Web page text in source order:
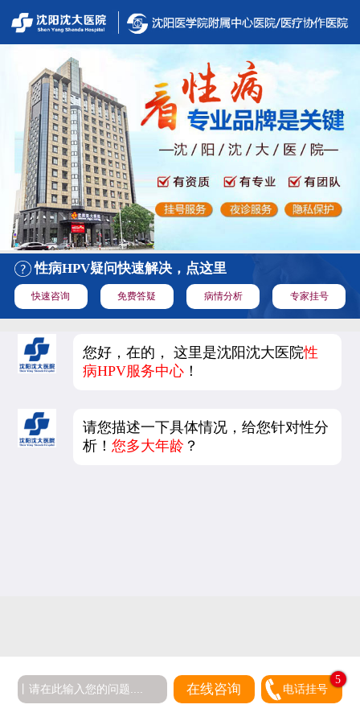
性病HPV疑问快速解决，点这里
快速咨询 免费答疑 病情分析 专家挂号
您好，在的， 这里是沈阳沈大医院性
病HPV服务中心 ！
请您描述一下具体情况，给您针对性分
析！您多大年龄 ？
在线咨询 电话挂号
5